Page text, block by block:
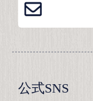
公式SNS